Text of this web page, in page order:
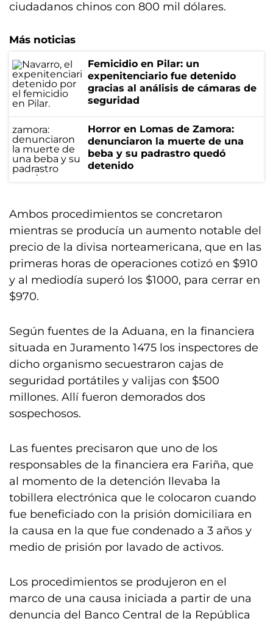
ciudadanos chinos con 800 mil dólares.
Más noticias
Femicidio en Pilar: un
expenitenciario fue detenido
gracias al análisis de cámaras de
seguridad
Horror en Lomas de Zamora:
denunciaron la muerte de una
beba y su padrastro quedó
detenido
Ambos procedimientos se concretaron
mientras se producía un aumento notable del
precio de la divisa norteamericana, que en las
primeras horas de operaciones cotizó en $910
y al mediodía superó los $1000, para cerrar en
$970.
Según fuentes de la Aduana, en la financiera
situada en Juramento 1475 los inspectores de
dicho organismo secuestraron cajas de
seguridad portátiles y valijas con $500
millones. Allí fueron demorados dos
sospechosos.
Las fuentes precisaron que uno de los
responsables de la financiera era Fariña, que
al momento de la detención llevaba la
tobillera electrónica que le colocaron cuando
fue beneficiado con la prisión domiciliara en
la causa en la que fue condenado a 3 años y
medio de prisión por lavado de activos.
Los procedimientos se produjeron en el
marco de una causa iniciada a partir de una
denuncia del Banco Central de la República